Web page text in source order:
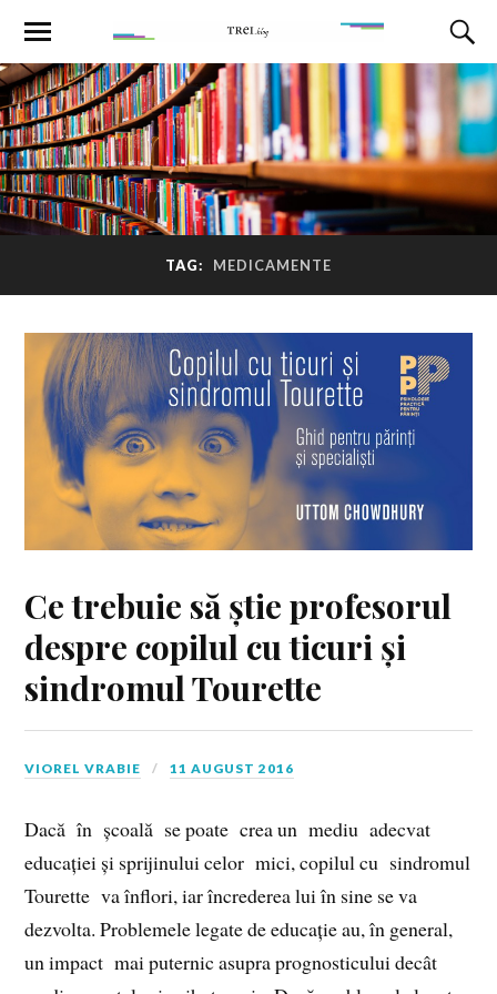
TAG: MEDICAMENTE
Ce trebuie să știe profesorul
despre copilul cu ticuri și
sindromul Tourette
VIOREL VRABIE 11 AUGUST 2016
Dacă în școală se poate crea un mediu adecvat
educației și sprijinului celor mici, copilul cu sindromul
Tourette va înflori, iar încrederea lui în sine se va
dezvolta. Problemele legate de educație au, în general,
un impact mai puternic asupra prognosticului decât